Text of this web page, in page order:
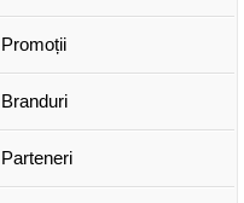
Promoții
Branduri
Parteneri